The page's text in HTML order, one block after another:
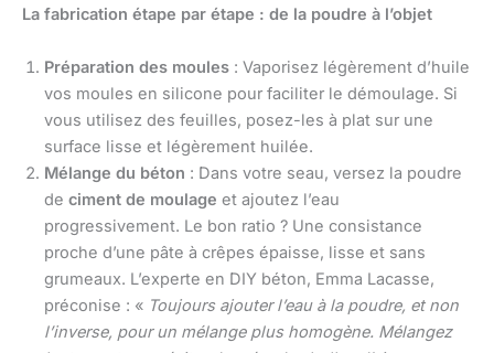
La fabrication étape par étape : de la poudre à l’objet
Préparation des moules : Vaporisez légèrement d’huile
vos moules en silicone pour faciliter le démoulage. Si
vous utilisez des feuilles, posez-les à plat sur une
surface lisse et légèrement huilée.
Mélange du béton : Dans votre seau, versez la poudre
de ciment de moulage et ajoutez l’eau
progressivement. Le bon ratio ? Une consistance
proche d’une pâte à crêpes épaisse, lisse et sans
grumeaux. L’experte en DIY béton, Emma Lacasse,
préconise : « Toujours ajouter l’eau à la poudre, et non
l’inverse, pour un mélange plus homogène. Mélangez